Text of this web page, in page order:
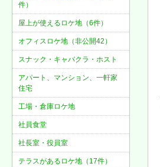
件）
屋上が使えるロケ地（6件）
オフィスロケ地（非公開42）
スナック・キャバクラ・ホスト
アパート、マンション、一軒家
住宅
工場・倉庫ロケ地
社員食堂
社長室・役員室
テラスがあるロケ地（17件）